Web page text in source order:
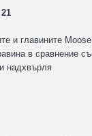
и главините
в сравнение
надхвърля